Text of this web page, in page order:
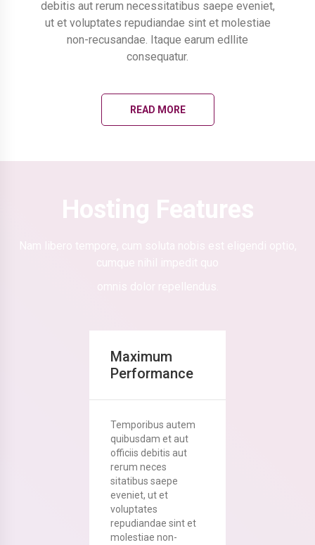
debitis aut rerum necessitatibus saepe eveniet,
ut et voluptates repudiandae sint et molestiae
non-recusandae. Itaque earum edllite
consequatur.
READ MORE
Hosting Features
Nam libero tempore, cum soluta nobis est eligendi optio,
cumque nihil impedit quo
omnis dolor repellendus.
Maximum
Performance
Temporibus autem
quibusdam et aut
officiis debitis aut
rerum neces
sitatibus saepe
eveniet, ut et
voluptates
repudiandae sint et
molestiae non-